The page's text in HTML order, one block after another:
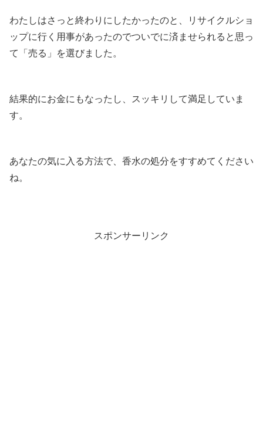
わたしはさっと終わりにしたかったのと、リサイクルショ
ップに行く用事があったのでついでに済ませられると思っ
て「売る」を選びました。
結果的にお金にもなったし、スッキリして満足していま
す。
あなたの気に入る方法で、香水の処分をすすめてください
ね。
スポンサーリンク